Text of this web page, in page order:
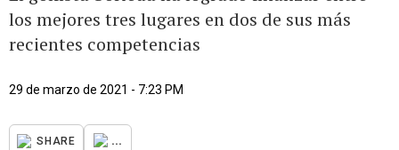
los mejores tres lugares en dos de sus más
recientes competencias
29 de marzo de 2021 - 7:23 PM
SHARE ...